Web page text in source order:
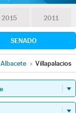
2015 2011
SENADO
Albacete » Villapalacios